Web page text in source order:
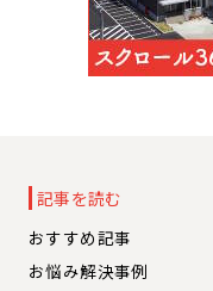
記事を読む
おすすめ記事
お悩み解決事例